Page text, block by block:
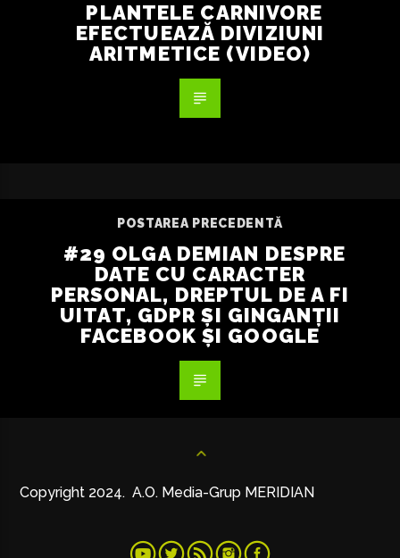
PLANTELE CARNIVORE
EFECTUEAZĂ DIVIZIUNI
ARITMETICE (VIDEO)
POSTAREA PRECEDENTĂ
#29 OLGA DEMIAN DESPRE
DATE CU CARACTER
PERSONAL, DREPTUL DE A FI
UITAT, GDPR ȘI GINGANȚII
FACEBOOK ȘI GOOGLE
Copyright 2024. A.O. Media-Grup MERIDIAN